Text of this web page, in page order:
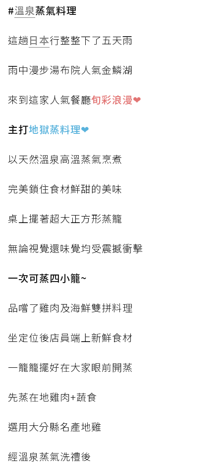
#溫泉蒸氣料理
這趟日本行整整下了五天雨
雨中漫步湯布院人氣金鱗湖
來到這家人氣餐廳旬彩浪漫❤
主打地獄蒸料理❤
以天然溫泉高溫蒸氣烹煮
完美鎖住食材鮮甜的美味
桌上擺著超大正方形蒸籠
無論視覺還味覺均受震撼衝擊
一次可蒸四小籠~
品嚐了雞肉及海鮮雙拼料理
坐定位後店員端上新鮮食材
一籠籠擺好在大家眼前開蒸
先蒸在地雞肉+蔬食
選用大分縣名產地雞
經溫泉蒸氣洗禮後